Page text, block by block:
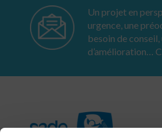
Un projet en
urgence, une
besoin de
d’amélioration…